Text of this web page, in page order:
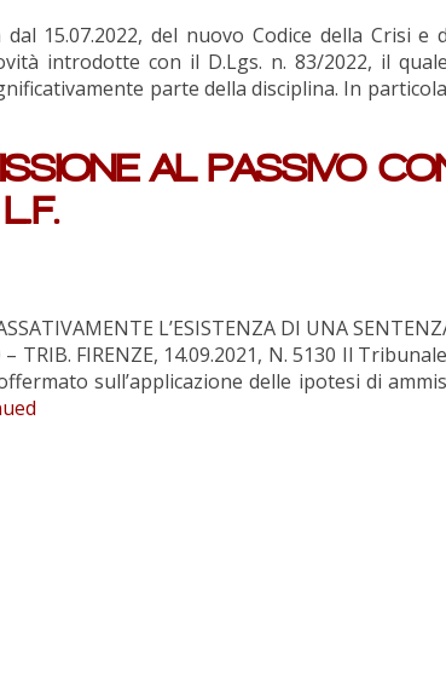
15.07.2022, del nuovo Codice della Crisi e
introdotte con il D.Lgs. n. 83/2022, il
parte della disciplina. In
AL PASSIVO
L’ESISTENZA DI UNA
TRIB. FIRENZE, 14.09.2021, N. 5130 Il
sull’applicazione delle ipotesi di